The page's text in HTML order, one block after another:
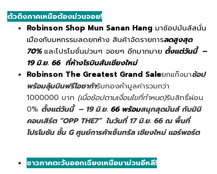
ตัวตึงภาคเหนือต้องม่วนจอย!
Robinson Shop Mun Sanan Hang มาช้อปมันส์สนั่น
เมืองกับมหกรรมลดยกห้าง สินค้าจัดรายการลดสูงสุด
70% และโปรโมชั่นม่วนๆ จอยๆ อีกมากมาย ตั้งแต่วันนี้ –
19 มิ.ย. 66 ที่ห้างโรบินสันเชียงใหม่
Robinson The Greatest Grand Saleยกแก๊งมาช้อป
พร้อมลุ้นบินฟรีโอซาก้ารับทองคำมูลค่ารวมกว่า
1000000 บาท (เมื่อช้อปตามเงื่อนไขที่กำหนด)รับสิทธิ์ผ่อน
0% ตั้งแต่วันนี้ – 19 มิ.ย. 66 พร้อมสนุกสุดมันส์ กับมินิ
คอนเสิร์ต “OPP THE7” ในวันที่ 17 มิ.ย. 66 ณ พื้นที่
โปรโมชัน ชั้น G ศูนย์การค้าเซ็นทรัล เชียงใหม่ แอร์พอร์ต
ชาวภาคตะวันออกเฉียงเหนือมาม่วนอีหลี!